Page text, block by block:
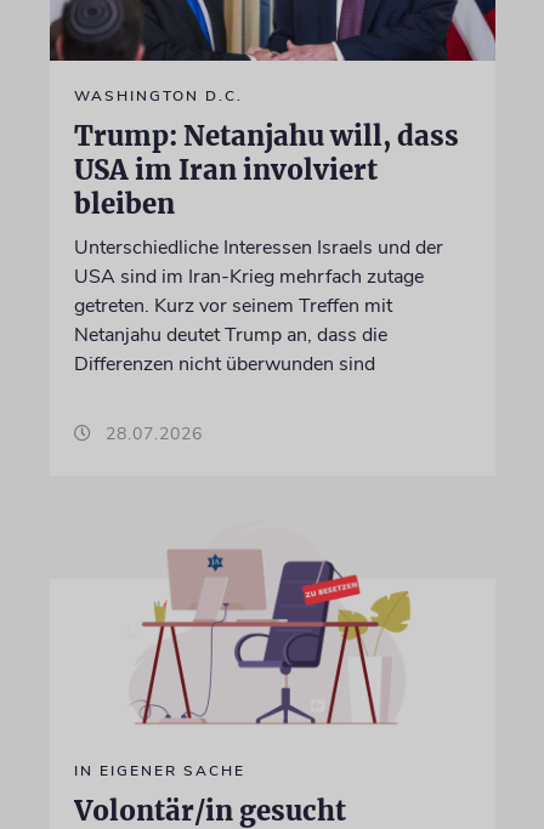
WASHINGTON D.C.
Trump: Netanjahu will, dass
USA im Iran involviert
bleiben
Unterschiedliche Interessen Israels und der
USA sind im Iran-Krieg mehrfach zutage
getreten. Kurz vor seinem Treffen mit
Netanjahu deutet Trump an, dass die
Differenzen nicht überwunden sind
28.07.2026
IN EIGENER SACHE
Volontär/in gesucht